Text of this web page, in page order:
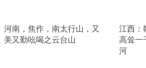
河南，焦作，南太行山，又
美又勤吆喝之云台山
江西：
高耸一
河